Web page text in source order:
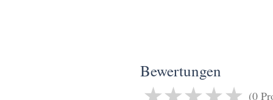
Bewertungen
0